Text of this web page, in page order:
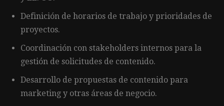
Definición de horarios de trabajo y prioridades de
proyectos.
Coordinación con stakeholders internos para la
gestión de solicitudes de contenido.
Desarrollo de propuestas de contenido para
marketing y otras áreas de negocio.